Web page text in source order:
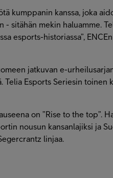
kumppanin kanssa, joka
- sitähän mekin haluamme.
esports-historiassa”,
jatkuvan e-
Telia Esports Seriesin toinen
on ”Rise to the top”.
nousun kansanlajiksi ja
linjaa.